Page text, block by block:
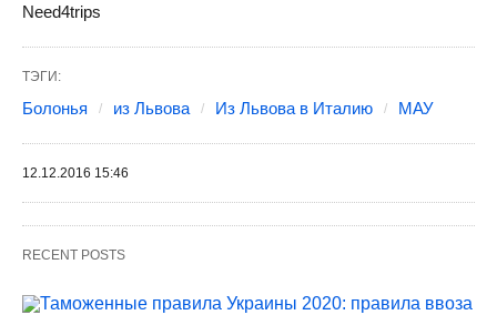
Need4trips
ТЭГИ:
Болонья из Львова Из Львова в Италию МАУ
12.12.2016 15:46
RECENT POSTS